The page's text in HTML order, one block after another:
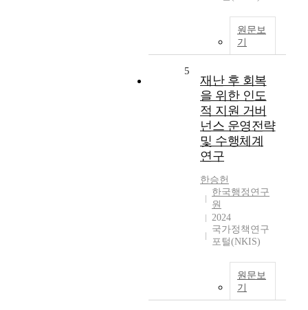
원문보
기
5
재난 후 회복
을 위한 인도
적 지원 거버
넌스 운영전략
및 수행체계
연구
한승헌
한국행정연구
원
2024
국가정책연구
포털(NKIS)
원문보
기